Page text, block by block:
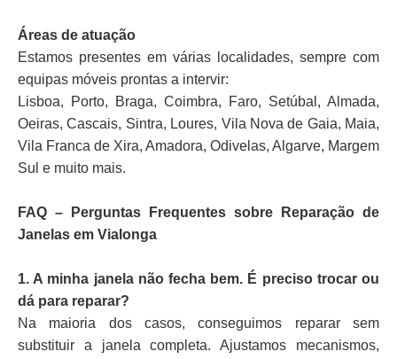
Áreas de atuação
Estamos presentes em várias localidades, sempre com
equipas móveis prontas a intervir:
Lisboa, Porto, Braga, Coimbra, Faro, Setúbal, Almada,
Oeiras, Cascais, Sintra, Loures, Vila Nova de Gaia, Maia,
Vila Franca de Xira, Amadora, Odivelas, Algarve, Margem
Sul e muito mais.
FAQ – Perguntas Frequentes sobre Reparação de
Janelas em Vialonga
1. A minha janela não fecha bem. É preciso trocar ou
dá para reparar?
Na maioria dos casos, conseguimos reparar sem
substituir a janela completa. Ajustamos mecanismos,